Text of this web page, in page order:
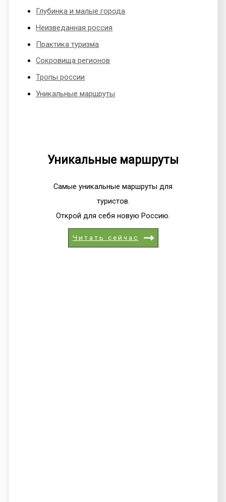
Глубинка и малые города
Неизведанная россия
Практика туризма
Сокровища регионов
Тропы россии
Уникальные маршруты
Уникальные маршруты
Самые уникальные маршруты для
туристов.
Открой для себя новую Россию.
Читать сейчас